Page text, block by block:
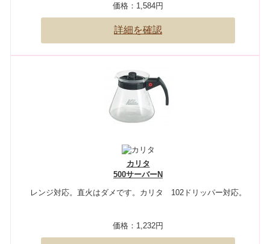
価格： 1,584円
詳細を確認
カリタ
500サーバーN
レンジ対応。直火はダメです。カリタ 102ドリッパー対応。
価格： 1,232円